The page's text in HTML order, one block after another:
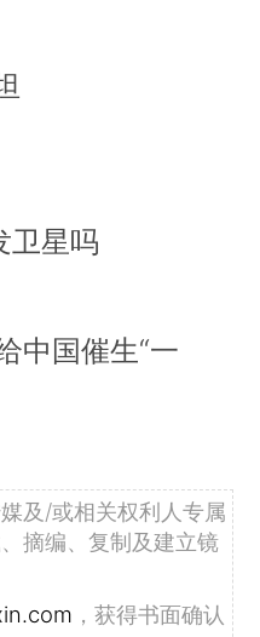
卫星吗
中国催生“一
及/或相关权利人专属
摘编、复制及建立镜
，获得书面确认